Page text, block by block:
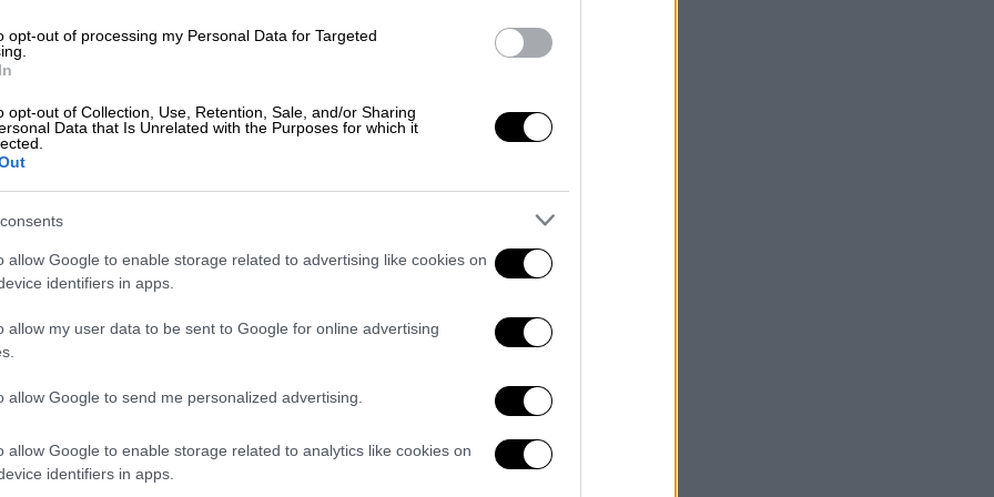
opt-out of processing my Personal Data for Targeted
opt-out of Collection, Use, Retention, Sale, and/or Sharing
Data that Is Unrelated with the Purposes for which it
allow Google to enable storage related to advertising like cookies on
identifiers in apps.
allow my user data to be sent to Google for online advertising
allow Google to send me personalized advertising.
allow Google to enable storage related to analytics like cookies on
identifiers in apps.
επίτιμο αρχηγό ΓΕΣ, Αλκιβιάδη
οι καταθέσεις στεφάνωνστο Μνημείο και
κινητοποιήσεις ολοκληρώθηκαν μετά τις
Πρεσβείαγια την επίδοση του